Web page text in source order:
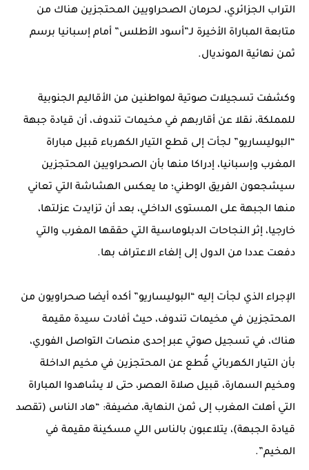
التراب الجزائري، لحرمان الصحراويين المحتجزين هناك من
متابعة المباراة الأخيرة لـ”أسود الأطلس” أمام إسبانيا برسم
ثمن نهائية المونديال.
وكشفت تسجيلات صوتية لمواطنين من الأقاليم الجنوبية
للمملكة، نقلا عن أقاربهم في مخيمات تندوف، أن قيادة جبهة
“البوليساريو” لجأت إلى قطع التيار الكهرباء قبيل مباراة
المغرب وإسبانيا، إدراكا منها بأن الصحراويين المحتجزين
سيشجعون الفريق الوطني؛ ما يعكس الهشاشة التي تعاني
منها الجبهة على المستوى الداخلي، بعد أن تزايدت عزلتها،
خارجيا، إثر النجاحات الدبلوماسية التي حققها المغرب والتي
دفعت عددا من الدول إلى إلغاء الاعتراف بها.
الإجراء الذي لجأت إليه “البوليساريو” أكده أيضا صحراويون من
المحتجزين في مخيمات تندوف، حيث أفادت سيدة مقيمة
هناك، في تسجيل صوتي عبر إحدى منصات التواصل الفوري،
بأن التيار الكهربائي قُطع عن المحتجزين في مخيم الداخلة
ومخيم السمارة، قبيل صلاة العصر، حتى لا يشاهدوا المباراة
التي أهلت المغرب إلى ثمن النهاية، مضيفة: “هاد الناس (تقصد
قيادة الجبهة)، يتلاعبون بالناس اللي مسكينة مقيمة في
المخيم”.